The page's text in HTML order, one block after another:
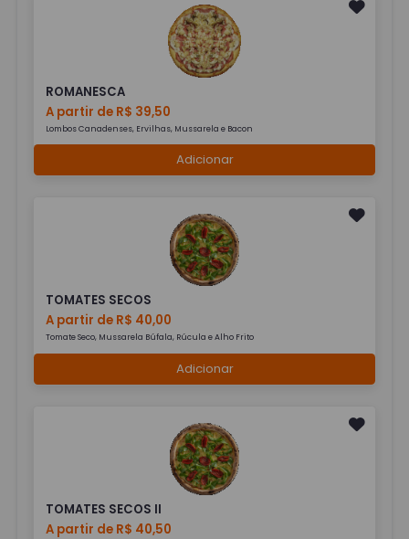
ROMANESCA
A partir de R$ 39,50
Lombos Canadenses, Ervilhas, Mussarela e Bacon
Adicionar
TOMATES SECOS
A partir de R$ 40,00
Tomate Seco, Mussarela Búfala, Rúcula e Alho Frito
Adicionar
TOMATES SECOS II
A partir de R$ 40,50